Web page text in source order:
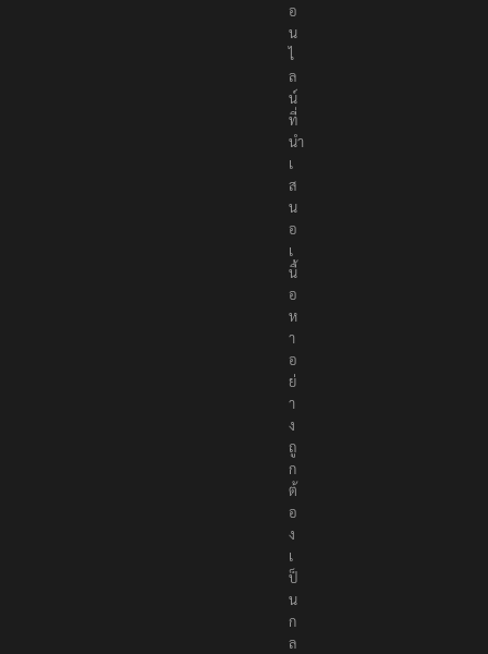
อ
น
ไ
ล
น์
ที่
นำ
เ
ส
น
อ
เ
นื้
อ
ห
า
อ
ย่
า
ง
ถู
ก
ต้
อ
ง
เ
ป็
น
ก
ล